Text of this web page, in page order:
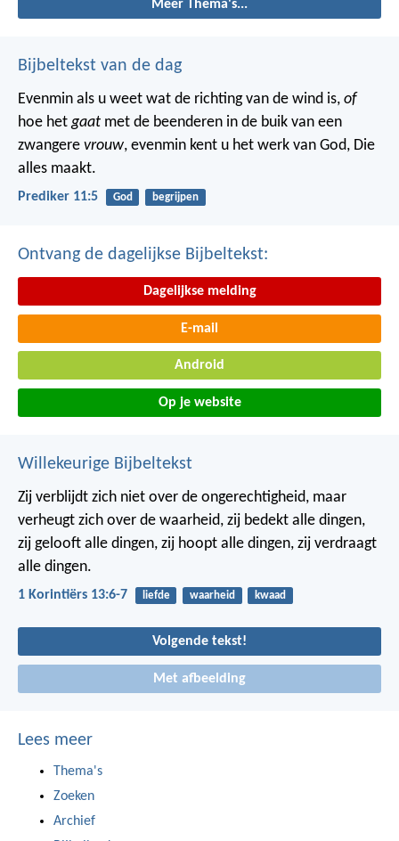
Meer Thema's...
Bijbeltekst van de dag
Evenmin als u weet wat de richting van de wind is, of
hoe hetgaat met de beenderen in de buik van een
zwangere vrouw, evenmin kent u het werk van God, Die
alles maakt.
Prediker 11:5 God begrijpen
Ontvang de dagelijkse Bijbeltekst:
Dagelijkse melding
E-mail
Android
Op je website
Willekeurige Bijbeltekst
Zij verblijdt zich niet over de ongerechtigheid, maar
verheugt zich over de waarheid, zij bedekt alle dingen,
zij gelooft alle dingen, zij hoopt alle dingen, zij verdraagt
alle dingen.
1 Korintiërs 13:6-7 liefde waarheid kwaad
Volgende tekst!
Met afbeelding
Lees meer
Thema's
Zoeken
Archief